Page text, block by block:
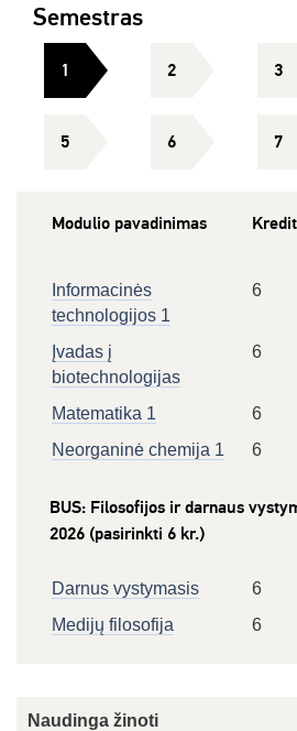
Semestras
1 2 3
5 6 7
Modulio pavadinimas
Informacinės
technologijos 1
6
Įvadas į
biotechnologijas
6
Matematika 1 6
Neorganinė chemija 1
6
BUS: Filosofijos ir darnaus
2026 (pasirinkti 6 kr.)
Darnus vystymasis 6
Medijų filosofija
6
Naudinga žinoti